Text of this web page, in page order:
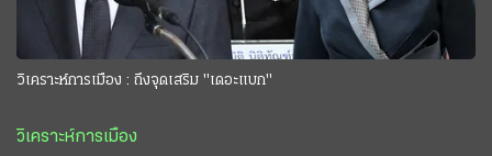
วิเคราะห์การเมือง : ถึงจุดเสริม "เดอะแบก"
วิเคราะห์การเมือง